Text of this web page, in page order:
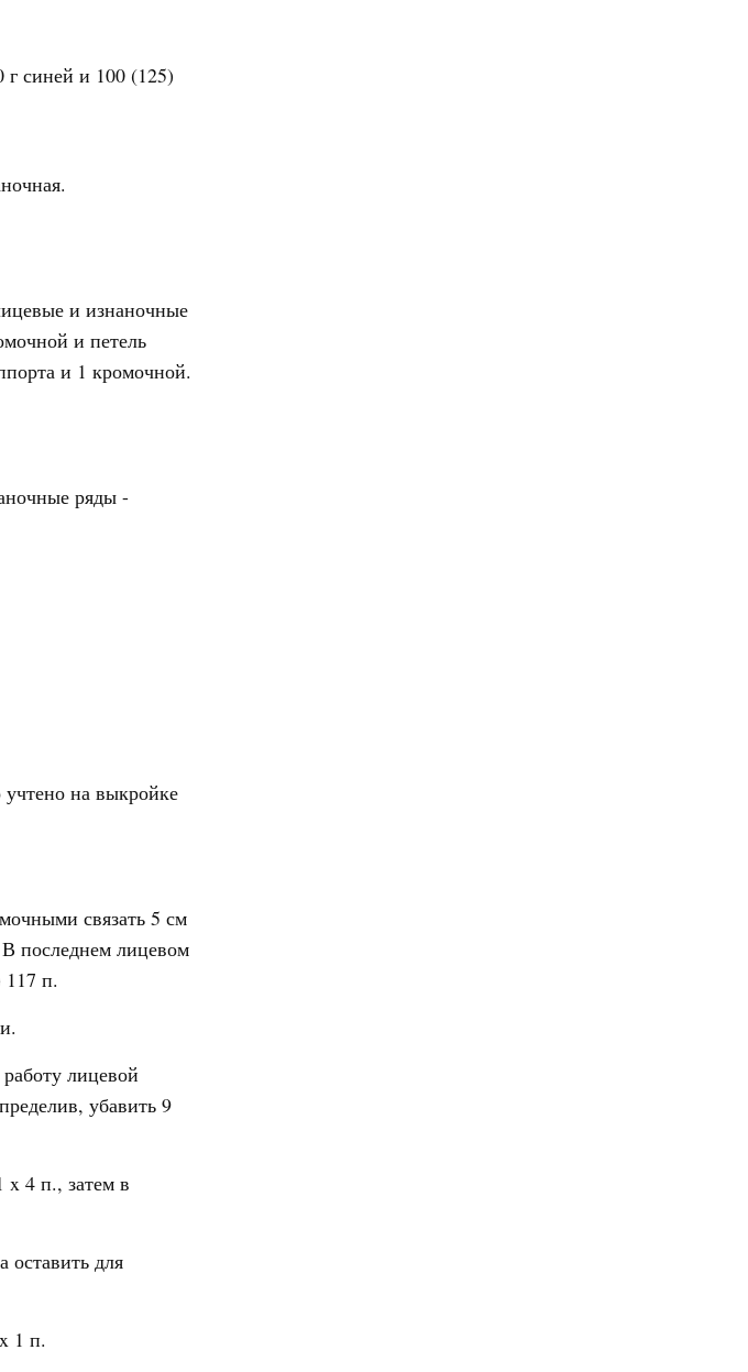
синей и 100 (125)
и изнаночные
и петель
и 1 кромочной.
ряды -
на выкройке
связать 5 см
последнем лицевом
117 п.
лицевой
убавить 9
x 4 п., затем в
оставить для
1 п.